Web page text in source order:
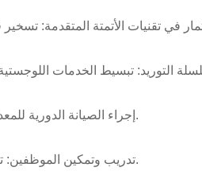
4. إجراء الصيانة الدورية للمعدات: ضمان تشغيل الآلات بأعلى كفاءة من خلال جداول الصيانة الاستباقية.
5. تدريب وتمكين الموظفين: تنمية ثقافة التميز من خلال توفير تدريب شامل وتعزيز مشاركة الموظفين.